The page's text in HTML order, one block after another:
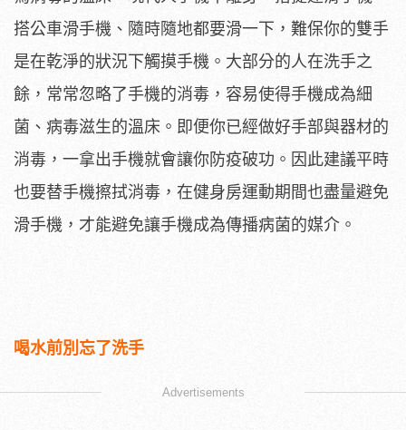
搭公車滑手機、隨時隨地都要滑一下，難保你的雙手
是在乾淨的狀況下觸摸手機。大部分的人在洗手之
餘，常常忽略了手機的消毒，容易使得手機成為細
菌、病毒滋生的溫床。即便你已經做好手部與器材的
消毒，一拿出手機就會讓你防疫破功。因此建議平時
也要替手機擦拭消毒，在健身房運動期間也盡量避免
滑手機，才能避免讓手機成為傳播病菌的媒介。
喝水前別忘了洗手
Advertisements